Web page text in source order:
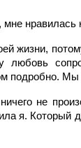
нравилась
жизни,
подробно.
не
я.